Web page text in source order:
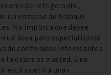
de refrigerante,
un entorno de trabajo
No importa que desee
un área para especializarse
de contenidos interesantes
la dejamos a usted. Una
está sujeto a unas